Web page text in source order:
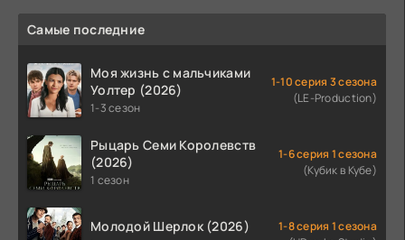
Самые последние
Моя жизнь с мальчиками
Уолтер (2026)
1-3 сезон
1-10 серия 3 сезона
(LE-Production)
Рыцарь Семи Королевств
(2026)
1 сезон
1-6 серия 1 сезона
(Кубик в Кубе)
Молодой Шерлок (2026)
1-8 серия 1 сезона